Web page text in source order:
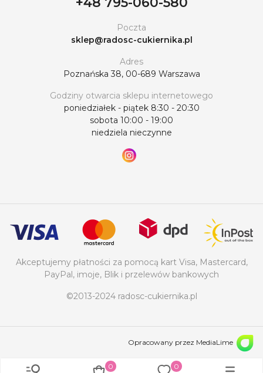
0 0
Poczta
sklep@radosc-cukiernika.pl
Adres
Poznańska 38, 00-689 Warszawa
Godziny otwarcia sklepu internetowego
poniedziałek - piątek 8:30 - 20:30
sobota 10:00 - 19:00
niedziela nieczynne
Akceptujemy płatności za pomocą kart Visa, Mastercard,
PayPal, imoje, Blik i przelewów bankowych
©2013-2024 radosc-cukiernika.pl
Opracowany przez MediaLime